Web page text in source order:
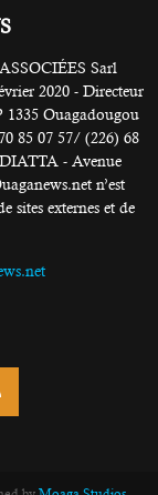
Sarl
2020 - Directeur
Ouagadougou
85 07 57/ (226) 68
- Avenue
n’est
sites externes et de